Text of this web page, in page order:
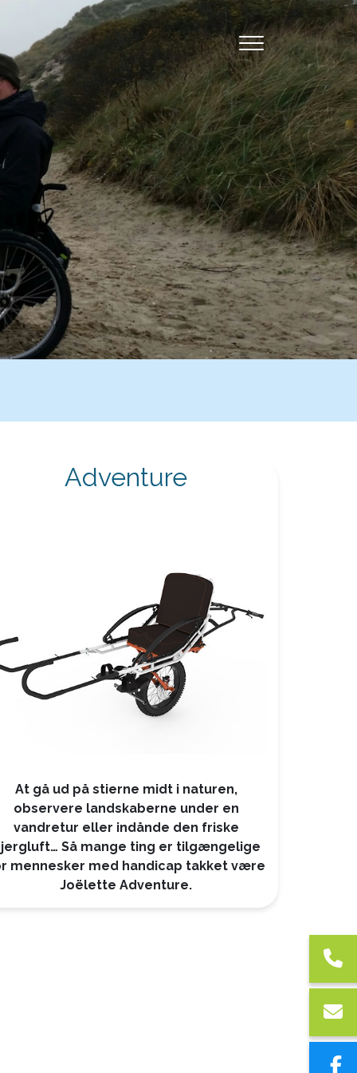
Adventure
At gå ud på stierne midt i naturen,
observere landskaberne under en
vandretur eller indånde den friske
Så mange ting er tilgængelige
mennesker med handicap takket være
Joëlette Adventure.